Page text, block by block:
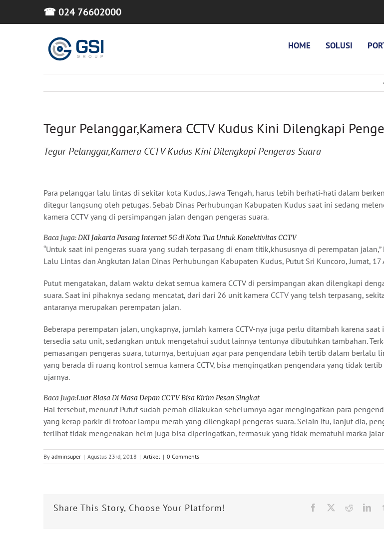
☎ 024 76602000
HOME SOLUSI
Tegur Pelanggar,Kamera CCTV Kudus Kini Dilengkapi
Tegur Pelanggar,Kamera CCTV Kudus Kini Dilengkapi Pengeras Suara
Para pelanggar lalu lintas di sekitar kota Kudus, Jawa Tengah, harus lebih berhati-hati dalam
ditegur langsung oleh petugas. Sebab Dinas Perhubungan Kabupaten Kudus saat ini sedang
kamera CCTV yang di persimpangan jalan dengan pengeras suara.
Baca Juga:DKI Jakarta Pasang Internet 5G di Kota Tua Untuk Konektivitas CCTV
“Untuk saat ini pengeras suara yang sudah terpasang di enam titik,khususnya di perempatan jalan,”
Lalu Lintas dan Angkutan Jalan Dinas Perhubungan Kabupaten Kudus, Putut Sri Kuncoro, Jumat, 17
Putut mengatakan, dalam waktu dekat semua kamera CCTV di persimpangan akan dilengkapi
suara. Saat ini pihaknya sedang mencatat, dari dari 26 unit kamera CCTV yang telsh terpasang,
antaranya merupakan perempatan jalan.
Beberapa perempatan jalan, ungkapnya, jumlah kamera CCTV-nya juga perlu ditambah karena saat
tersedia satu unit, sedangkan untuk mengetahui sudut lainnya tentunya dibutuhkan tambahan.
pemasangan pengeras suara, tuturnya, bertujuan agar para pengendara lebih tertib dalam berlalu
yang berada di ruang kontrol semua kamera CCTV, bisa mengingatkan pengendara yang tidak
ujarnya.
Baca Juga:Luar Biasa Di Masa Depan CCTV Bisa Kirim Pesan Singkat
Hal tersebut, menurut Putut sudah pernah dilakukan sebelumnya agar mengingatkan para
yang kerap parkir di trotoar lampu merah yang dilengkapi pengeras suara. Selain itu, lanjut dia,
terlihat tidak mengenakan helm juga bisa diperingatkan, termasuk yang tidak mematuhi marka
By adminsuper | Agustus 23rd, 2018 | Artikel | 0 Comments
Share This Story, Choose Your Platform! Facebook Reddit